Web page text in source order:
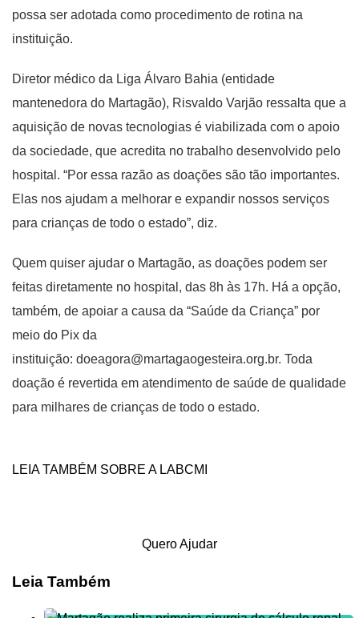
possa ser adotada como procedimento de rotina na
instituição.
Diretor médico da Liga Álvaro Bahia (entidade
mantenedora do Martagão), Risvaldo Varjão ressalta que a
aquisição de novas tecnologias é viabilizada com o apoio
da sociedade, que acredita no trabalho desenvolvido pelo
hospital. “Por essa razão as doações são tão importantes.
Elas nos ajudam a melhorar e expandir nossos serviços
para crianças de todo o estado”, diz.
Quem quiser ajudar o Martagão, as doações podem ser
feitas diretamente no hospital, das 8h às 17h. Há a opção,
também, de apoiar a causa da “Saúde da Criança” por
meio do Pix da
instituição: doeagora@martagaogesteira.org.br. Toda
doação é revertida em atendimento de saúde de qualidade
para milhares de crianças de todo o estado.
LEIA TAMBÉM SOBRE A LABCMI
Quero Ajudar
Leia Também